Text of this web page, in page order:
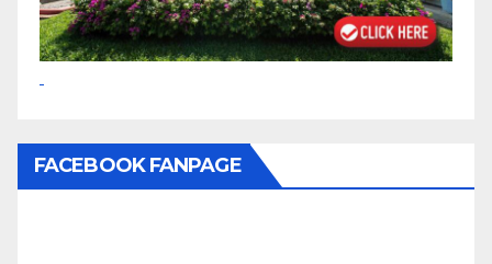
FACEBOOK FANPAGE